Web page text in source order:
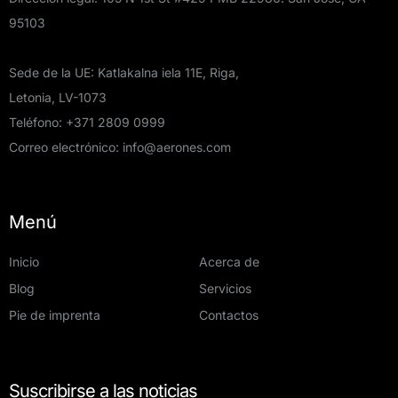
95103
Sede de la UE: Katlakalna iela 11E, Riga,
Letonia, LV-1073
Teléfono: +371 2809 0999
Correo electrónico: info@aerones.com
Menú
Inicio
Acerca de
Blog
Servicios
Pie de imprenta
Contactos
Suscribirse a las noticias